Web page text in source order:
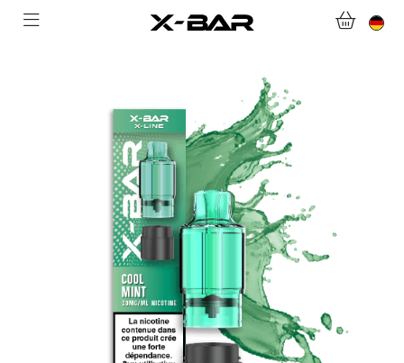
ABONNEMENTS
COLLECTIONS
KONTAKTIERE UNS.
WERDEN SIE X-BAR-GROSSHÄNDLER